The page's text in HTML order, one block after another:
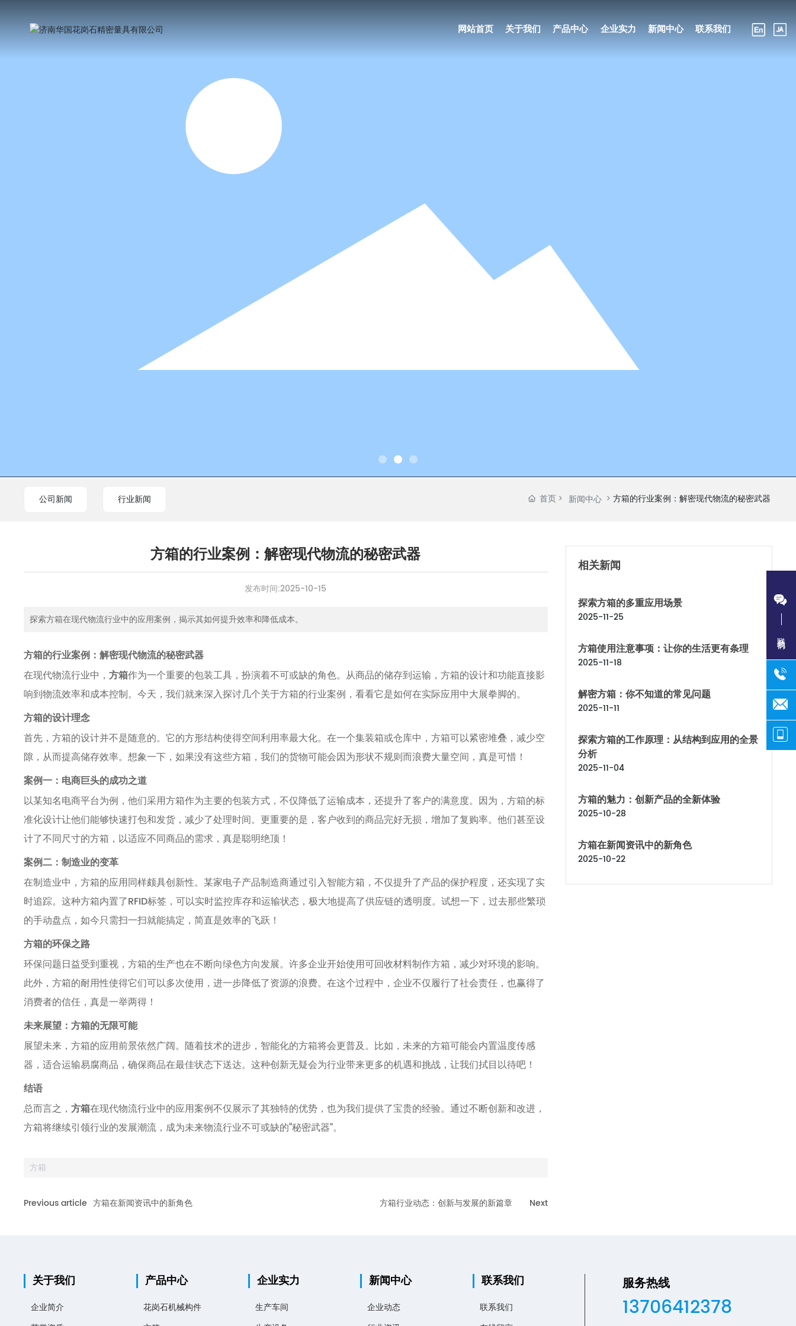
网站首页 关于我们 产品中心 企业实力 新闻中心 联系我们
公司新闻 行业新闻 首页 新闻中心 方箱的行业案例：解密现代物流的秘密武器
方箱的行业案例：解密现代物流的秘密武器
发布时间:2025-10-15
探索方箱在现代物流行业中的应用案例，揭示其如何提升效率和降低成本。
方箱的行业案例：解密现代物流的秘密武器
在现代物流行业中，方箱作为一个重要的包装工具，扮演着不可或缺的角色。从商品的储存到运输，方箱的设计和功能直接影
响到物流效率和成本控制。今天，我们就来深入探讨几个关于方箱的行业案例，看看它是如何在实际应用中大展拳脚的。
方箱的设计理念
首先，方箱的设计并不是随意的。它的方形结构使得空间利用率最大化。在一个集装箱或仓库中，方箱可以紧密堆叠，减少空
隙，从而提高储存效率。想象一下，如果没有这些方箱，我们的货物可能会因为形状不规则而浪费大量空间，真是可惜！
案例一：电商巨头的成功之道
以某知名电商平台为例，他们采用方箱作为主要的包装方式，不仅降低了运输成本，还提升了客户的满意度。因为，方箱的标
准化设计让他们能够快速打包和发货，减少了处理时间。更重要的是，客户收到的商品完好无损，增加了复购率。他们甚至设
计了不同尺寸的方箱，以适应不同商品的需求，真是聪明绝顶！
案例二：制造业的变革
在制造业中，方箱的应用同样颇具创新性。某家电子产品制造商通过引入智能方箱，不仅提升了产品的保护程度，还实现了实
时追踪。这种方箱内置了RFID标签，可以实时监控库存和运输状态，极大地提高了供应链的透明度。试想一下，过去那些繁琐
的手动盘点，如今只需扫一扫就能搞定，简直是效率的飞跃！
方箱的环保之路
环保问题日益受到重视，方箱的生产也在不断向绿色方向发展。许多企业开始使用可回收材料制作方箱，减少对环境的影响。
此外，方箱的耐用性使得它们可以多次使用，进一步降低了资源的浪费。在这个过程中，企业不仅履行了社会责任，也赢得了
消费者的信任，真是一举两得！
未来展望：方箱的无限可能
展望未来，方箱的应用前景依然广阔。随着技术的进步，智能化的方箱将会更普及。比如，未来的方箱可能会内置温度传感
器，适合运输易腐商品，确保商品在最佳状态下送达。这种创新无疑会为行业带来更多的机遇和挑战，让我们拭目以待吧！
结语
总而言之，方箱在现代物流行业中的应用案例不仅展示了其独特的优势，也为我们提供了宝贵的经验。通过不断创新和改进，
方箱将继续引领行业的发展潮流，成为未来物流行业不可或缺的“秘密武器”。
方箱
Previous article 方箱在新闻资讯中的新角色 方箱行业动态：创新与发展的新篇章 Next
相关新闻
探索方箱的多重应用场景
2025-11-25
方箱使用注意事项：让你的生活更有条理
2025-11-18
解密方箱：你不知道的常见问题
2025-11-11
探索方箱的工作原理：从结构到应用的全景
分析
2025-11-04
方箱的魅力：创新产品的全新体验
2025-10-28
方箱在新闻资讯中的新角色
2025-10-22
关于我们
企业简介
产品中心
花岗石机械构件
企业实力
生产车间
新闻中心
企业动态
联系我们
联系我们
服务热线
13706412378